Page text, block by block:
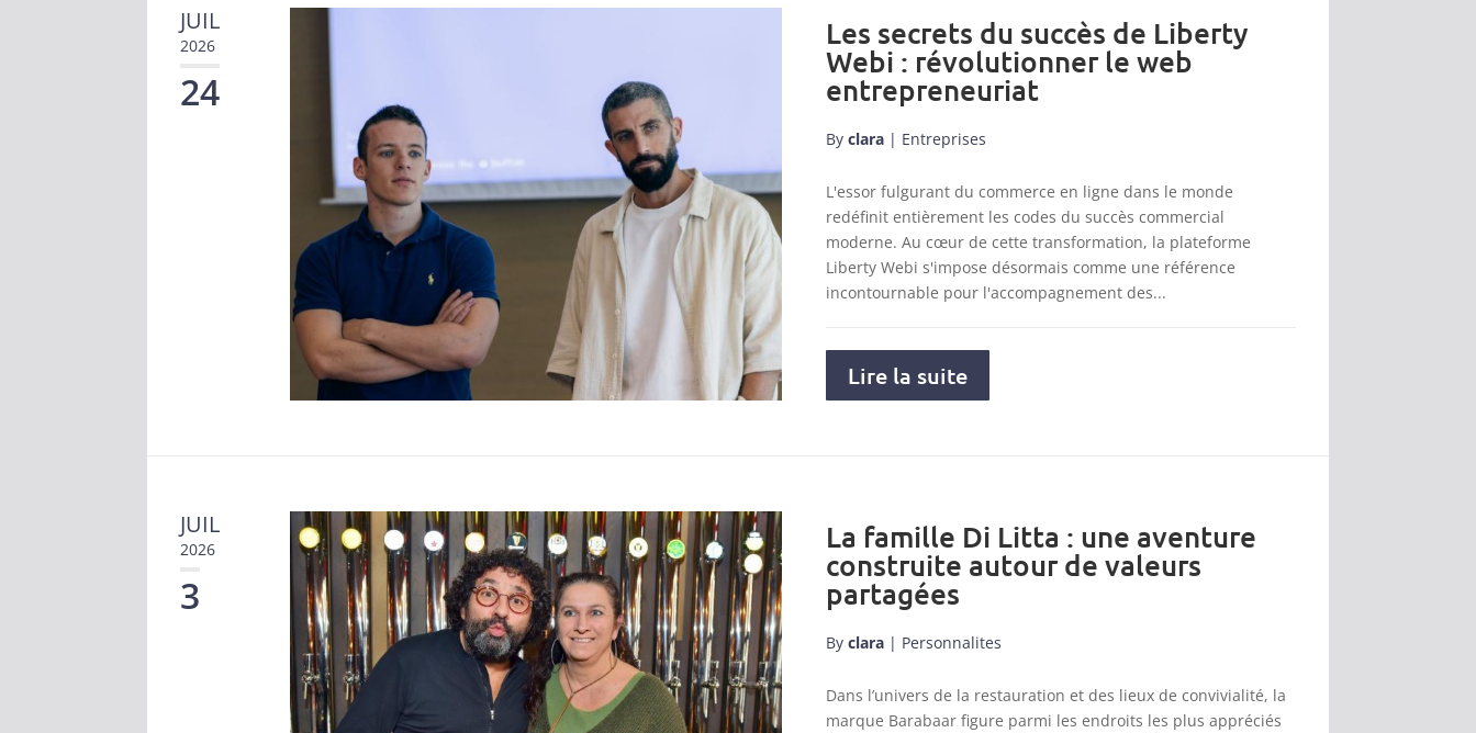
JUIL
2026
24
Les secrets du succès de Liberty
Webi : révolutionner le web
entrepreneuriat
By clara | Entreprises
L'essor fulgurant du commerce en ligne dans le monde
redéfinit entièrement les codes du succès commercial
moderne. Au cœur de cette transformation, la plateforme
Liberty Webi s'impose désormais comme une référence
incontournable pour l'accompagnement des...
Lire la suite
JUIL
2026
3
La famille Di Litta : une aventure
construite autour de valeurs
partagées
By clara | Personnalites
Dans l’univers de la restauration et des lieux de convivialité, la
marque Barabaar figure parmi les endroits les plus appréciés